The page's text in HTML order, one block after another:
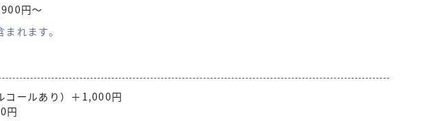
円〜
れます。
コールあり）＋1,000円
円